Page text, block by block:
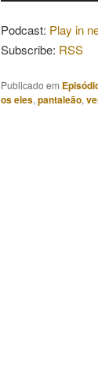
Podcast: Play in
Subscribe: RSS
Publicado em
os eles, pantaleão,